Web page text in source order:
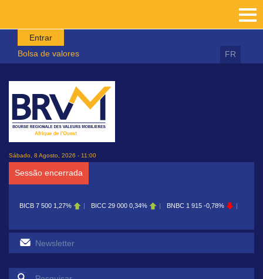
Passar para o conteúdo principal
Entrar
Bolsa de valores
FR
Sábado, 8 Agosto, 2026 - 11:00
Sessão encerrada
BICB 7 500 1,27% BICC 29 000 0,34% BNBC 1 915 -0,78%